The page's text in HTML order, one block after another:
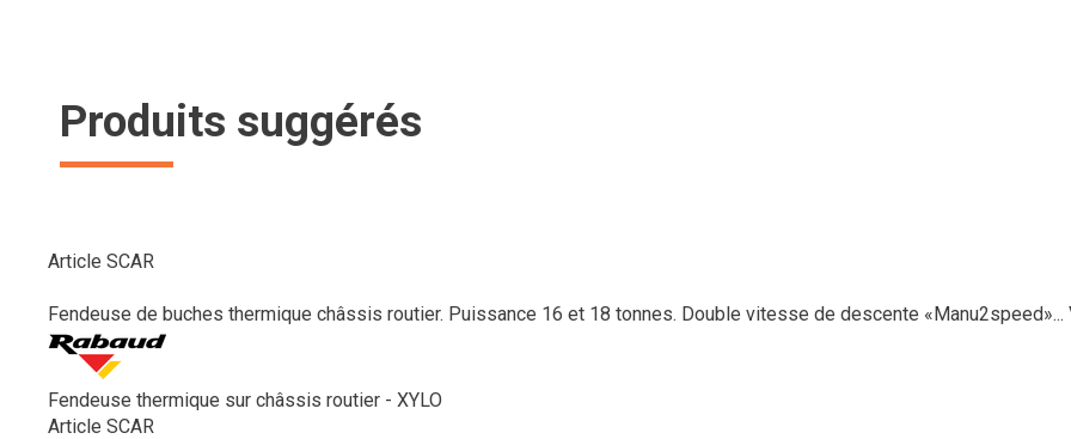
Produits suggérés
Article SCAR
Fendeuse de buches thermique châssis routier. Puissance 16 et 18 tonnes. Double vitesse de descente «Manu2speed»...
Fendeuse thermique sur châssis routier - XYLO
Article SCAR